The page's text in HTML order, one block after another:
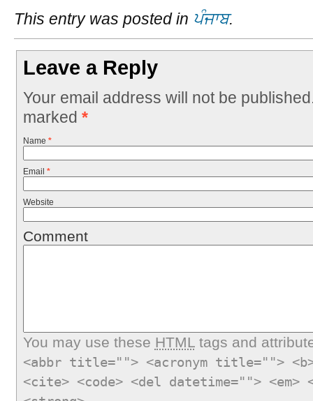
This entry was posted in ਪੰਜਾਬ.
Leave a Reply
Your email address will not be
marked *
Name *
Email *
Website
Comment
You may use these HTMLtags and
<abbr title=""> <acronym title="">
<cite> <code> <del datetime="">